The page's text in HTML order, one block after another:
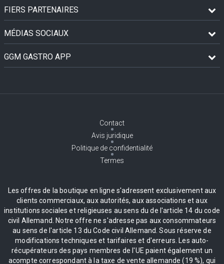
FIERS PARTENAIRES
MÉDIAS SOCIAUX
GGM GASTRO APP
Contact
Avis juridique
Politique de confidentialité
Termes
Les offres de la boutique en ligne s'adressent exclusivement aux
clients commerciaux, aux autorités, aux associations et aux
institutions sociales et religieuses au sens du de l'article 14 du code
civil Allemand. Notre offre ne s'adresse pas aux consommateurs
au sens de l'article 13 du Code civil Allemand. Sous réserve de
modifications techniques et tarifaires et d'erreurs. Les auto-
récupérateurs des pays membres de l'UE paient également un
acompte correspondant à la taxe de vente allemande (19 %), qui